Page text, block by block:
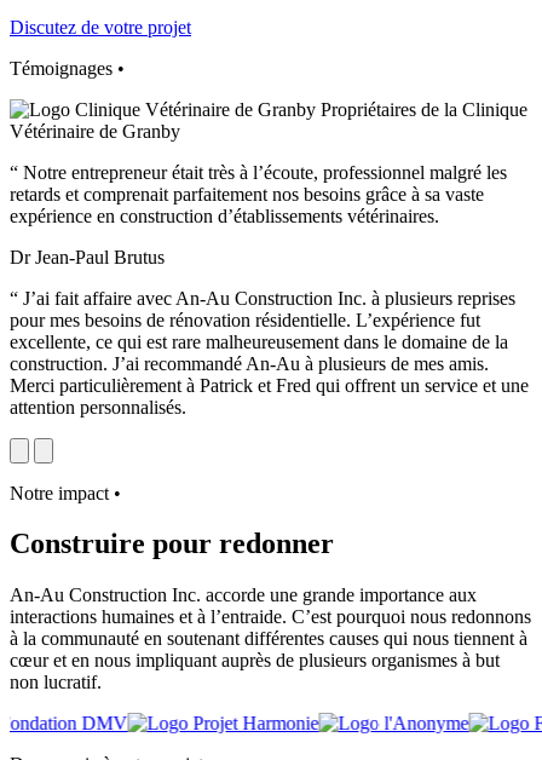
Discutez de votre projet
Témoignages •
Propriétaires de la Clinique
Vétérinaire de Granby
“ Notre entrepreneur était très à l’écoute, professionnel malgré les
retards et comprenait parfaitement nos besoins grâce à sa vaste
expérience en construction d’établissements vétérinaires.
Dr Jean-Paul Brutus
“ J’ai fait affaire avec An-Au Construction Inc. à plusieurs reprises
pour mes besoins de rénovation résidentielle. L’expérience fut
excellente, ce qui est rare malheureusement dans le domaine de la
construction. J’ai recommandé An-Au à plusieurs de mes amis.
Merci particulièrement à Patrick et Fred qui offrent un service et une
attention personnalisés.
Notre impact •
Construire pour redonner
An-Au Construction Inc. accorde une grande importance aux
interactions humaines et à l’entraide. C’est pourquoi nous redonnons
à la communauté en soutenant différentes causes qui nous tiennent à
cœur et en nous impliquant auprès de plusieurs organismes à but
non lucratif.